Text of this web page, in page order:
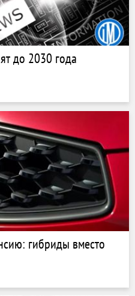
до 2030 года
гибриды вместо